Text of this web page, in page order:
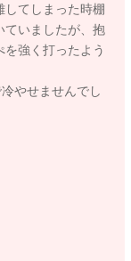
してしまった時棚
ていましたが、抱
強く打ったよう
やせませんでし